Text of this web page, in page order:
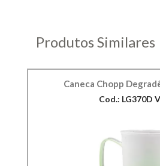
Produtos Similares
Caneca Chopp
Cod.: LG370D